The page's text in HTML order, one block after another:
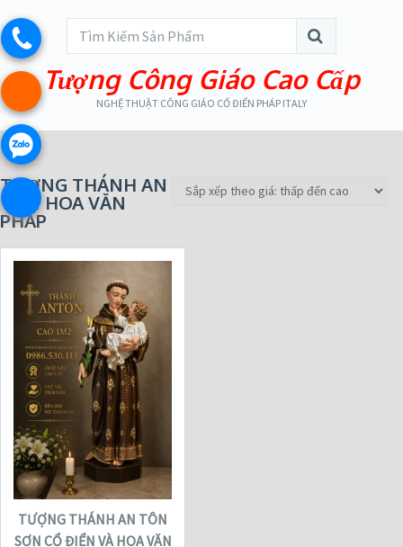
Tượng Công Giáo Cao Cấp
NGHỆ THUẬT CÔNG GIÁO CỔ ĐIỂN PHÁP ITALY
TƯỢNG THÁNH AN
TÔN HOA VĂN
PHÁP
TƯỢNG THÁNH AN TÔN
SƠN CỔ ĐIỂN VÀ HOA VĂN